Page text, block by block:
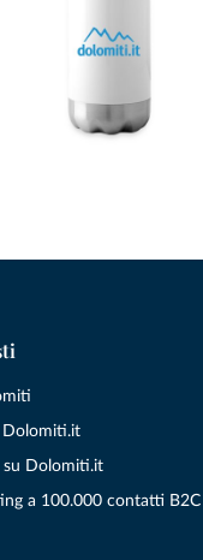
Dolomiti.it
su Dolomiti.it
a 100.000 contatti B2C